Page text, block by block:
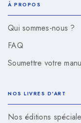
À PROPOS
Qui sommes-nous ?
FAQ
Soumettre votre
NOS LIVRES D'ART
Nos éditions